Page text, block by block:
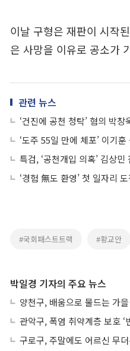
이날 구형은 재판이 시작
은 사망을 이유로 공소가
관련 뉴스
‘건진에 공천 청탁’ 혐의 박
‘도주 55일 만에 체포’ 이기
특검, ‘공천개입 의혹’ 김상
‘경험 無도 환영’ 첫 일자리
#국회패스트트랙 #황교안
박일경 기자의 주요 뉴스
양천구, 배움으로 물드는 가
관악구, 폭염 취약계층 보호
구로구, 주말에도 어르신 무